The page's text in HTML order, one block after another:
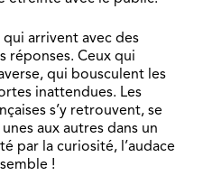
qui arrivent avec des
réponses. Ceux qui
qui bousculent les
inattendues. Les
s’y retrouvent, se
aux autres dans un
par la curiosité, l’audace
!